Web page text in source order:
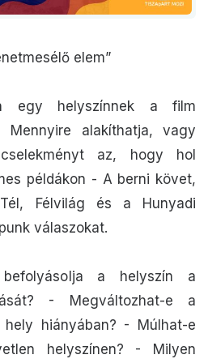
elem”
egy helyszínnek a film
Mennyire alakíthatja, vagy
az, hogy hol
példákon - A berni követ,
Félvilág és a Hunyadi
válaszokat.
a helyszín a
- Megváltozhat-e a
hiányában? - Múlhat-e
helyszínen? - Milyen